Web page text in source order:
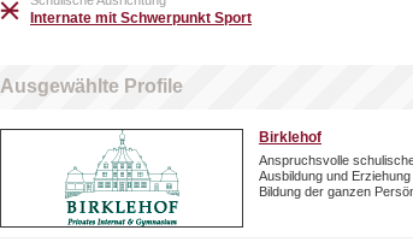
Internate mit Schwerpunkt Sport
Ausgewählte Profile
Birklehof
Anspruchsvolle
Ausbildung und Erziehung
Bildung der ganzen